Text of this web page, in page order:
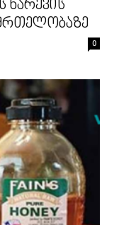
ნარევის
0